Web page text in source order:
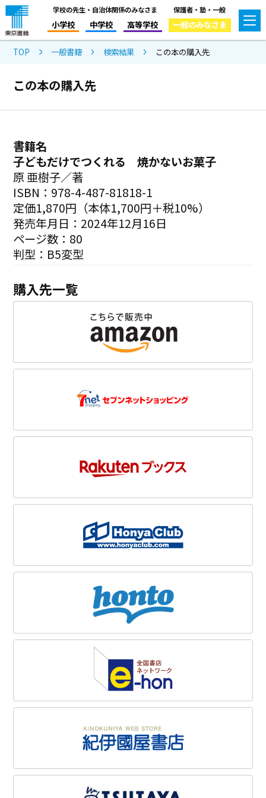
学校の先生・自治体関係のみなさま
小学校 中学校 高等学校
保護者・塾・一般
一般のみなさま
TOP 一般書籍 検索結果 この本の購入先
この本の購入先
書籍名
子どもだけでつくれる 焼かないお菓子
原 亜樹子／著
ISBN：978-4-487-81818-1
定価1,870円（本体1,700円＋税10%）
発売年月日：2024年12月16日
ページ数：80
判型：B5変型
購入先一覧